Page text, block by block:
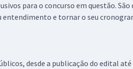
para o concurso em questão.
e tornar o seu
desde a publicação do edital